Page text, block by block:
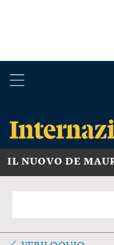
IL NUOVO DE